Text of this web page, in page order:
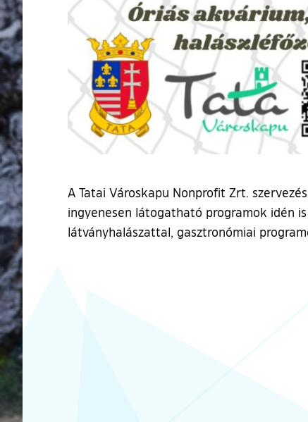
A Tatai Városkapu Nonprofit Zrt.
ingyenesen látogatható programok idén
látványhalászattal, gasztronómiai